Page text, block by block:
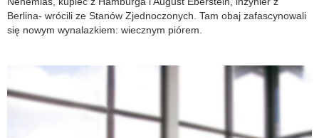
Berlina- wrócili ze Stanów Zjednoczonych. Tam obaj zafascynowali
się nowym wynalazkiem: wiecznym piórem.